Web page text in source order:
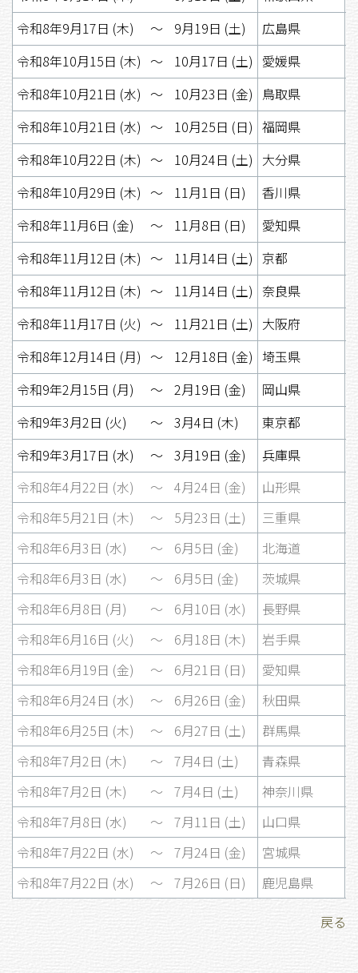
令和8年9月17日 (木)
〜 9月19日 (土) 広島県
令和8年10月15日 (木) 〜 10月17日 (土) 愛媛県
令和8年10月21日 (水) 〜 10月23日 (金) 鳥取県
令和8年10月21日 (水) 〜 10月25日 (日) 福岡県
令和8年10月22日 (木) 〜 10月24日 (土) 大分県
令和8年10月29日 (木) 〜 11月1日 (日) 香川県
令和8年11月6日 (金)
〜 11月8日 (日) 愛知県
令和8年11月12日 (木) 〜 11月14日 (土) 京都
令和8年11月12日 (木) 〜 11月14日 (土) 奈良県
令和8年11月17日 (火) 〜 11月21日 (土) 大阪府
令和8年12月14日 (月) 〜 12月18日 (金) 埼玉県
令和9年2月15日 (月)
〜 2月19日 (金) 岡山県
令和9年3月2日 (火)
〜 3月4日 (木) 東京都
令和9年3月17日 (水)
〜 3月19日 (金) 兵庫県
令和8年4月22日 (水)
〜 4月24日 (金) 山形県
令和8年5月21日 (木)
〜 5月23日 (土) 三重県
令和8年6月3日 (水)
〜 6月5日 (金) 北海道
令和8年6月3日 (水)
〜 6月5日 (金) 茨城県
令和8年6月8日 (月)
〜 6月10日 (水) 長野県
令和8年6月16日 (火)
〜 6月18日 (木) 岩手県
令和8年6月19日 (金)
〜 6月21日 (日) 愛知県
令和8年6月24日 (水)
〜 6月26日 (金) 秋田県
令和8年6月25日 (木)
〜 6月27日 (土) 群馬県
令和8年7月2日 (木)
〜 7月4日 (土) 青森県
令和8年7月2日 (木)
〜 7月4日 (土) 神奈川県
令和8年7月8日 (水)
〜 7月11日 (土) 山口県
令和8年7月22日 (水)
〜 7月24日 (金) 宮城県
令和8年7月22日 (水)
〜 7月26日 (日) 鹿児島県
戻る